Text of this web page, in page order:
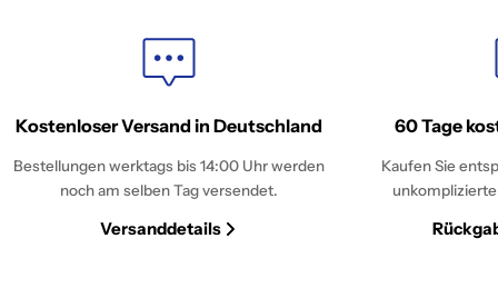
Kostenloser Versand in Deutschland
Bestellungen werktags bis 14:00 Uhr werden
noch am selben Tag versendet.
Versanddetails
60 Tage
Kaufen Sie